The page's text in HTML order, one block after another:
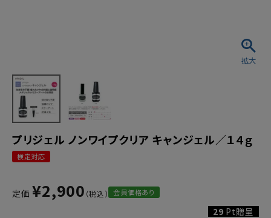
プリジェル ノンワイプクリア キャンジェル／１４ｇ
検定対応
定価 ¥2,900 会員価格あり
29 Pt贈呈